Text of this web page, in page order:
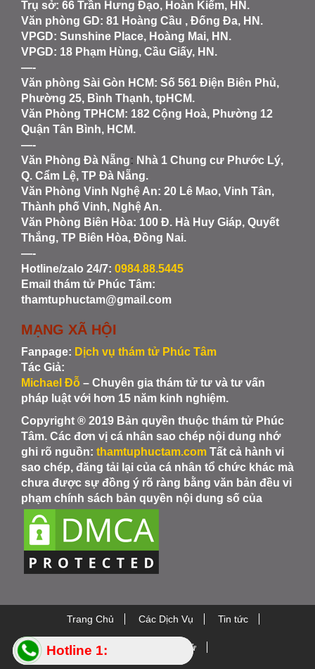
Hotline 1:
Trụ sở: 66 Trần Hưng Đạo, Hoàn Kiếm, HN.
Văn phòng GD: 81 Hoàng Cầu , Đống Đa, HN.
VPGD: Sunshine Place, Hoàng Mai, HN.
VPGD: 18 Phạm Hùng, Cầu Giấy, HN.
—-
Văn phòng Sài Gòn HCM: Số 561 Điện Biên Phủ,
Phường 25, Bình Thạnh, tpHCM.
Văn Phòng TPHCM: 182 Cộng Hoà, Phường 12
Quận Tân Bình, HCM.
—-
Văn Phòng Đà Nẵng: Nhà 1 Chung cư Phước Lý,
Q. Cẩm Lệ, TP Đà Nẵng.
Văn Phòng Vinh Nghệ An: 20 Lê Mao, Vinh Tân,
Thành phố Vinh, Nghệ An.
Văn Phòng Biên Hòa: 100 Đ. Hà Huy Giáp, Quyết
Thắng, TP Biên Hòa, Đồng Nai.
—-
Hotline/zalo 24/7: 0984.88.5445
Email thám tử Phúc Tâm:
thamtuphuctam@gmail.com
MẠNG XÃ HỘI
Fanpage: Dịch vụ thám tử Phúc Tâm
Tác Giả:
Michael Đỗ – Chuyên gia thám tử tư và tư vấn
pháp luật với hơn 15 năm kinh nghiệm.
Copyright ® 2019 Bản quyền thuộc thám tử Phúc
Tâm. Các đơn vị cá nhân sao chép nội dung nhớ
ghi rõ nguồn: thamtuphuctam.com Tất cả hành vi
sao chép, đăng tải lại của cá nhân tổ chức khác mà
chưa được sự đồng ý rõ ràng bằng văn bản đều vi
phạm chính sách bản quyền nội dung số của
Trang Chủ Các Dịch Vụ Tin tức
Thiết bị Thám Tử
Hotline 1: